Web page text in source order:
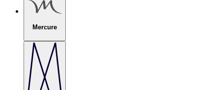
Mercure